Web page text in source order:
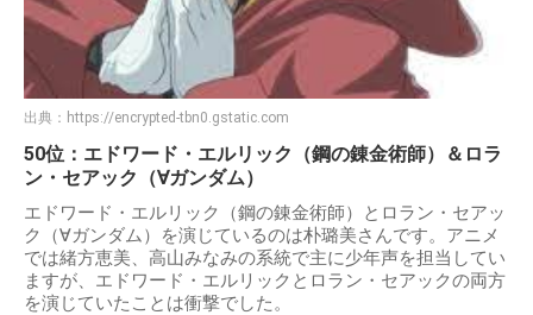
出典： https://encrypted-tbn0.gstatic.com
50位：エドワード・エルリック（鋼の錬金術師）＆ロラ
ン・セアック（∀ガンダム）
エドワード・エルリック（鋼の錬金術師）とロラン・セアッ
ク（∀ガンダム）を演じているのは朴璐美さんです。アニメ
では緒方恵美、高山みなみの系統で主に少年声を担当してい
ますが、エドワード・エルリックとロラン・セアックの両方
を演じていたことは衝撃でした。